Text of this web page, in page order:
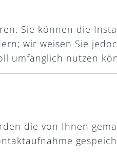
Sie können die
wir weisen Sie
umfänglich nutzen
die von Ihnen